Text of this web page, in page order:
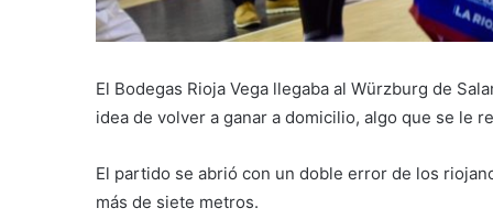
El Bodegas Rioja Vega llegaba al Würzburg de
idea de volver a ganar a domicilio, algo que se le
El partido se abrió con un doble error de los
más de siete metros.